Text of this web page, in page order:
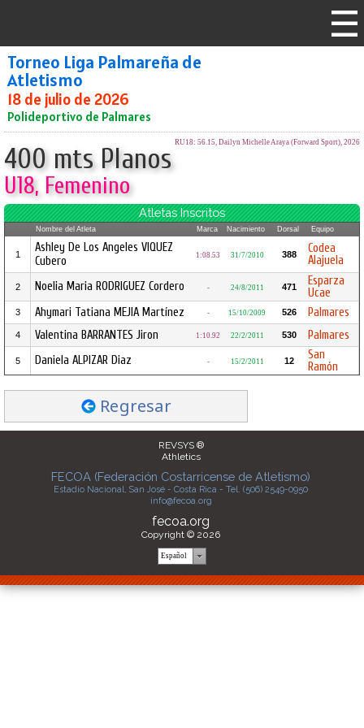
Torneo Liga Palmareña de
Atletismo
18 de julio de 2026
Polideportivo de Palmares
RU18: 56.15, Dailyn Michelle Araya (Forward Sport), 2026
400 mts Planos
U18, Femenino
Atletas Inscritos
Nombre del Atleta Marca Nacimiento Dorsal Equipo
1
Ashley De Los Angeles VIQUEZ
Cubero
1:08.53 31/7/2010 388
Codea
Alajuela
2 Noelia Maria RODRIGUEZ Cordero - 24/8/2011 471
Esparza
Ucae
3 Ahymari Tatiana MEJIA Martínez - 15/10/2009 526 Palmares
4 Valentina BARRANTES Jiron 1:10.92 22/2/2011 530 Palmares
5 Daniela ALPIZAR Diaz - 15/2/2011 12
San
Ramón
Regresar
REVSYS ®
Athletics
FECOA (Federación Costarricense de Atletismo)
Estadio Nacional, San José - Costa Rica - Tel. (506) 2549-0950
info@fecoa.org
fecoa.org
Copyright © 2026